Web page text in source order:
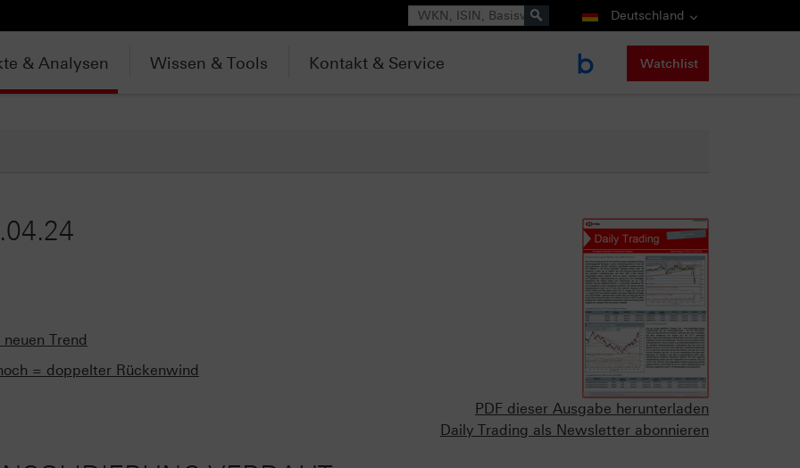
Suche Deutschland
& Analysen Wissen & Tools Kontakt & Service Watchlist
PDF dieser Ausgabe herunterladen
Daily Trading als Newsletter abonnieren
Trend
= doppelter Rückenwind